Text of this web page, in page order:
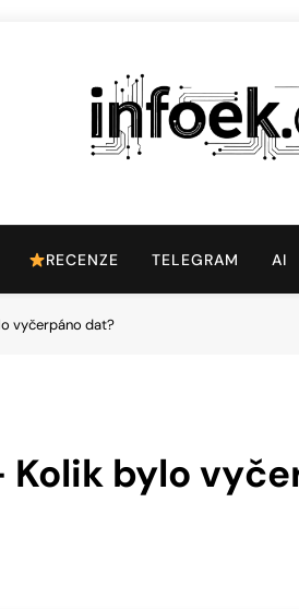
RECENZE TELEGRAM AI
vyčerpáno dat?
bylo